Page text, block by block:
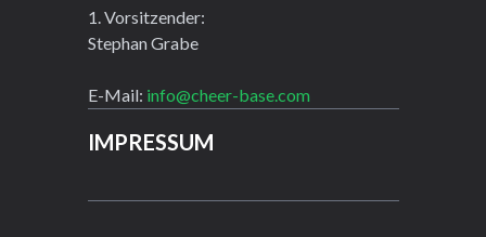
1. Vorsitzender:
Stephan Grabe
E-Mail: info@cheer-base.com
IMPRESSUM